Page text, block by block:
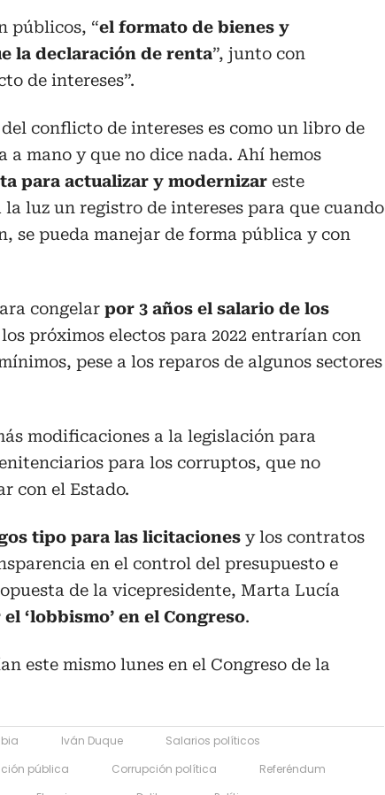
públicos, “el formato de bienes y
la declaración de renta”, junto con
de intereses”.
conflicto de intereses es como un libro de
a mano y que no dice nada. Ahí hemos
para actualizar y modernizar este
luz un registro de intereses para que cuando
se pueda manejar de forma pública y con
congelar por 3 años el salario de los
próximos electos para 2022 entrarían con
pese a los reparos de algunos sectores
modificaciones a la legislación para
para los corruptos, que no
con el Estado.
tipo para las licitaciones y los contratos
en el control del presupuesto e
de la vicepresidente, Marta Lucía
‘lobbismo’ en el Congreso.
este mismo lunes en el Congreso de la
Iván Duque
Salarios políticos
pública Corrupción política
Referéndum